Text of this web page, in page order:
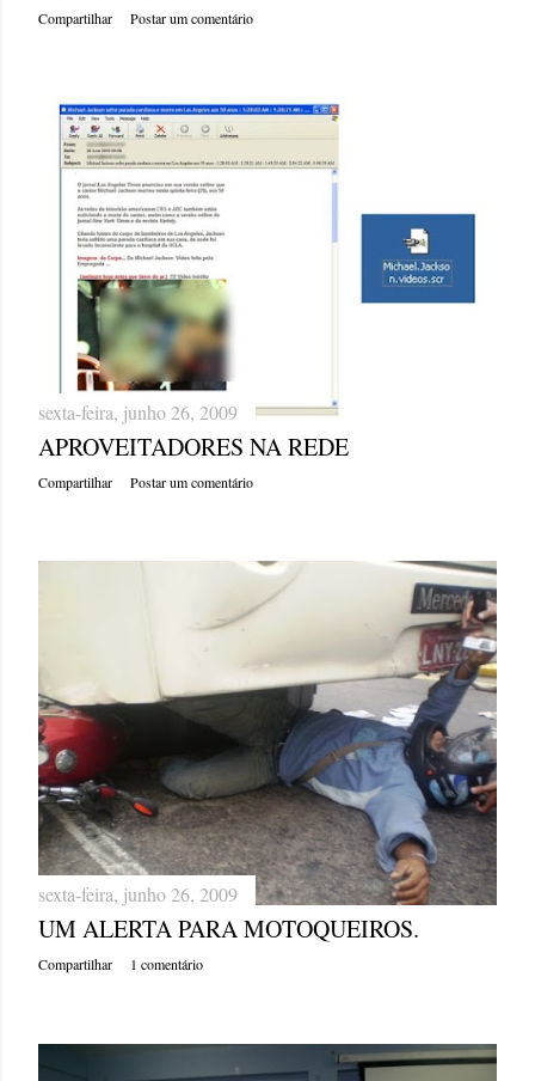
Compartilhar Postar um comentário
sexta-feira, junho 26, 2009
APROVEITADORES NA REDE
Compartilhar Postar um comentário
sexta-feira, junho 26, 2009
UM ALERTA PARA MOTOQUEIROS.
Compartilhar 1 comentário